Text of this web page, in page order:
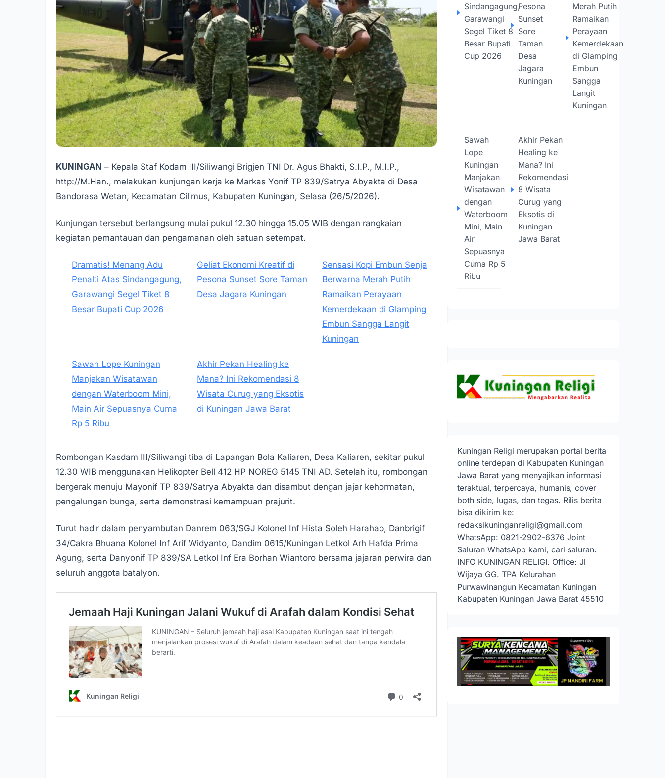
KUNINGAN – Kepala Staf Kodam III/Siliwangi Brigjen TNI Dr. Agus Bhakti, S.I.P., M.I.P.,
http://M.Han., melakukan kunjungan kerja ke Markas Yonif TP 839/Satrya Abyakta di Desa
Bandorasa Wetan, Kecamatan Cilimus, Kabupaten Kuningan, Selasa (26/5/2026).
Kunjungan tersebut berlangsung mulai pukul 12.30 hingga 15.05 WIB dengan rangkaian
kegiatan pemantauan dan pengamanan oleh satuan setempat.
Dramatis! Menang Adu
Penalti Atas Sindangagung,
Garawangi Segel Tiket 8
Besar Bupati Cup 2026
Geliat Ekonomi Kreatif di
Pesona Sunset Sore Taman
Desa Jagara Kuningan
Sensasi Kopi Embun Senja
Berwarna Merah Putih
Ramaikan Perayaan
Kemerdekaan di Glamping
Embun Sangga Langit
Kuningan
Sawah Lope Kuningan
Manjakan Wisatawan
dengan Waterboom Mini,
Main Air Sepuasnya Cuma
Rp 5 Ribu
Akhir Pekan Healing ke
Mana? Ini Rekomendasi 8
Wisata Curug yang Eksotis
di Kuningan Jawa Barat
Rombongan Kasdam III/Siliwangi tiba di Lapangan Bola Kaliaren, Desa Kaliaren, sekitar pukul
12.30 WIB menggunakan Helikopter Bell 412 HP NOREG 5145 TNI AD. Setelah itu, rombongan
bergerak menuju Mayonif TP 839/Satrya Abyakta dan disambut dengan jajar kehormatan,
pengalungan bunga, serta demonstrasi kemampuan prajurit.
Turut hadir dalam penyambutan Danrem 063/SGJ Kolonel Inf Hista Soleh Harahap, Danbrigif
34/Cakra Bhuana Kolonel Inf Arif Widyanto, Dandim 0615/Kuningan Letkol Arh Hafda Prima
Agung, serta Danyonif TP 839/SA Letkol Inf Era Borhan Wiantoro bersama jajaran perwira dan
seluruh anggota batalyon.
Sindangagung,
Garawangi
Segel Tiket 8
Besar Bupati
Cup 2026
Pesona
Sunset
Sore
Taman
Desa
Jagara
Kuningan
Merah Putih
Ramaikan
Perayaan
Kemerdekaan
di Glamping
Embun
Sangga
Langit
Kuningan
Sawah
Lope
Kuningan
Manjakan
Wisatawan
dengan
Waterboom
Mini, Main
Air
Sepuasnya
Cuma Rp 5
Ribu
Akhir Pekan
Healing ke
Mana? Ini
Rekomendasi
8 Wisata
Curug yang
Eksotis di
Kuningan
Jawa Barat
Kuningan Religi merupakan portal berita
online terdepan di Kabupaten Kuningan
Jawa Barat yang menyajikan informasi
teraktual, terpercaya, humanis, cover
both side, lugas, dan tegas. Rilis berita
bisa dikirim ke:
redaksikuninganreligi@gmail.com
WhatsApp: 0821-2902-6376 Joint
Saluran WhatsApp kami, cari saluran:
INFO KUNINGAN RELIGI. Office: Jl
Wijaya GG. TPA Kelurahan
Purwawinangun Kecamatan Kuningan
Kabupaten Kuningan Jawa Barat 45510